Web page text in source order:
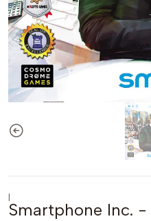
|
Smartphone Inc. -